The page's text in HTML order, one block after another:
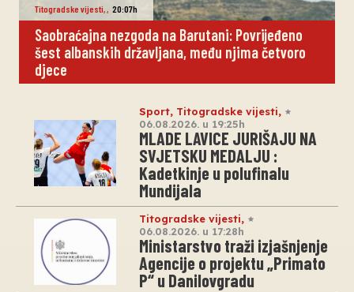
Titogradske vijesti,, 20:07h
Saobraćajna nezgoda na Barutani: Povrijeđeno
šest albanskih državljana, među njima četvoro
djece
Sport, Titogradske vijesti,
06.08.2026. u 19:25h
MLADE LAVICE JURIŠAJU NA
SVJETSKU MEDALJU :
Kadetkinje u polufinalu
Mundijala
Titogradske vijesti,
06.08.2026. u 17:28h
Ministarstvo traži izjašnjenje
Agencije o projektu „Primato
P“ u Danilovgradu